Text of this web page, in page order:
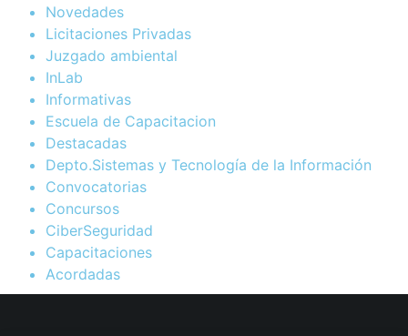
Novedades
Licitaciones Privadas
Juzgado ambiental
InLab
Informativas
Escuela de Capacitacion
Destacadas
Depto.Sistemas y Tecnología de la Información
Convocatorias
Concursos
CiberSeguridad
Capacitaciones
Acordadas